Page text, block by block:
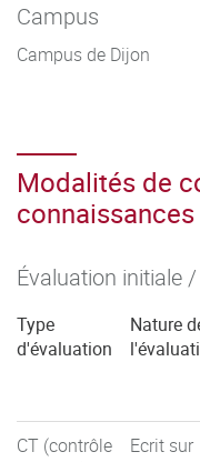
Campus
Campus de Dijon
Modalités de
connaissances
Évaluation initiale
Type
d'évaluation
Nature
CT (contrôle
Ecrit sur